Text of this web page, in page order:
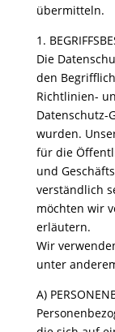
übermitteln.
1.
Die
den
Richtlinien-
Datenschutz-
wurden.
für die
und
verständlich
möchten wir
erläutern.
Wir
unter
A)